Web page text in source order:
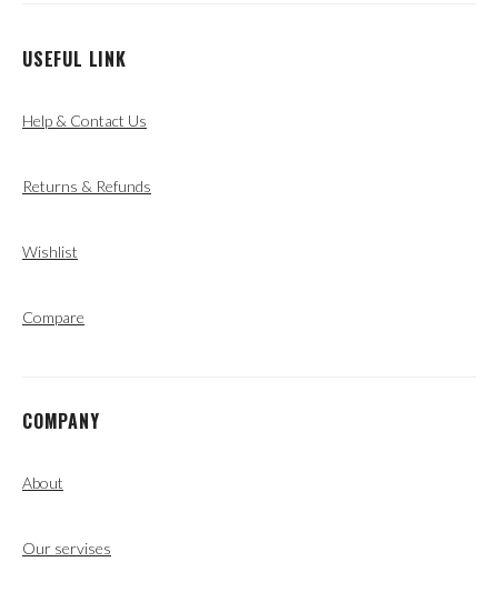
USEFUL LINK
Help & Contact Us
Returns & Refunds
Wishlist
Compare
COMPANY
About
Our servises